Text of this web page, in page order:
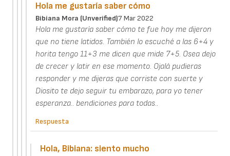
Hola me gustaría saber cómo
Bibiana Mora (unverified)7 Mar 2022
Hola me gustaría saber cómo te fue hoy me dijeron
que no tiene latidos. También lo escuché a las 6+4 y
horita tengo 11+3 me dicen que mide 7+5. Osea dejo
de crecer y latir en ese momento. Ojalá pudieras
responder y me dijeras que corriste con suerte y
Diosito te dejo seguir tu embarazo, para yo tener
esperanza.. bendiciones para todas..
Respuesta
Hola, Bibiana: siento mucho